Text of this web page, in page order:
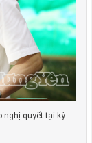
nghị quyết tại kỳ